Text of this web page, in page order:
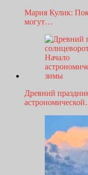
Мария Кулик:
могут…
Древний